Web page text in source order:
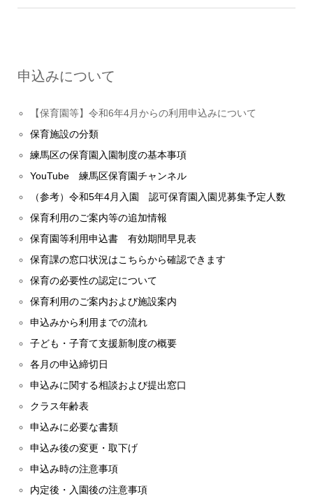
申込みについて
【保育園等】令和6年4月からの利用申込みについて
保育施設の分類
練馬区の保育園入園制度の基本事項
YouTube 練馬区保育園チャンネル
（参考）令和5年4月入園 認可保育園入園児募集予定人数
保育利用のご案内等の追加情報
保育園等利用申込書 有効期間早見表
保育課の窓口状況はこちらから確認できます
保育の必要性の認定について
保育利用のご案内および施設案内
申込みから利用までの流れ
子ども・子育て支援新制度の概要
各月の申込締切日
申込みに関する相談および提出窓口
クラス年齢表
申込みに必要な書類
申込み後の変更・取下げ
申込み時の注意事項
内定後・入園後の注意事項